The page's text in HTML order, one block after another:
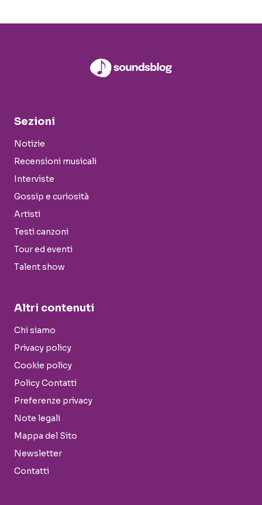
Sezioni
Notizie
Recensioni musicali
Interviste
Gossip e curiosità
Artisti
Testi canzoni
Tour ed eventi
Talent show
Altri contenuti
Chi siamo
Privacy policy
Cookie policy
Policy Contatti
Preferenze privacy
Note legali
Mappa del Sito
Newsletter
Contatti